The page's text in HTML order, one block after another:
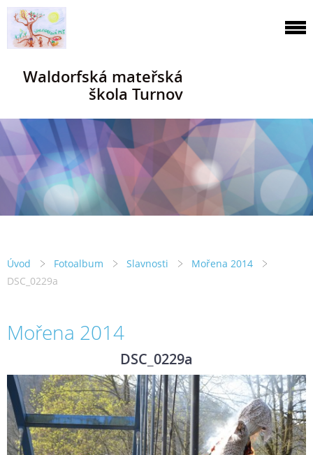
Waldorfská mateřská
škola Turnov
Úvod Fotoalbum Slavnosti
Mořena 2014
DSC_0229a
Mořena 2014
DSC_0229a